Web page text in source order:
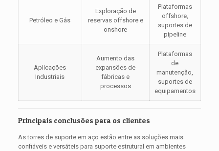
Petróleo e Gás
Exploração de
reservas offshore e
onshore
Plataformas
offshore,
suportes de
pipeline
Aplicações
Industriais
Aumento das
expansões de
fábricas e
processos
Plataformas
de
manutenção,
suportes de
equipamentos
Principais conclusões para os clientes
As torres de suporte em aço estão entre as soluções mais
confiáveis ​​e versáteis para suporte estrutural em ambientes